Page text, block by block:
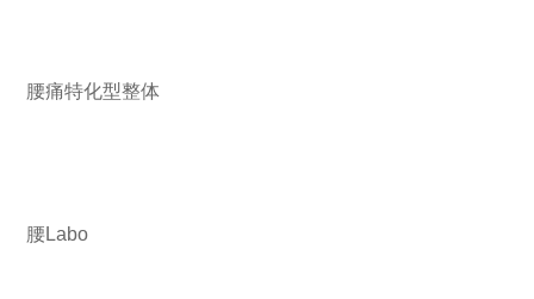
腰痛特化型整体
腰Labo